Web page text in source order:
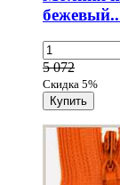
5 072
Скидка 5%